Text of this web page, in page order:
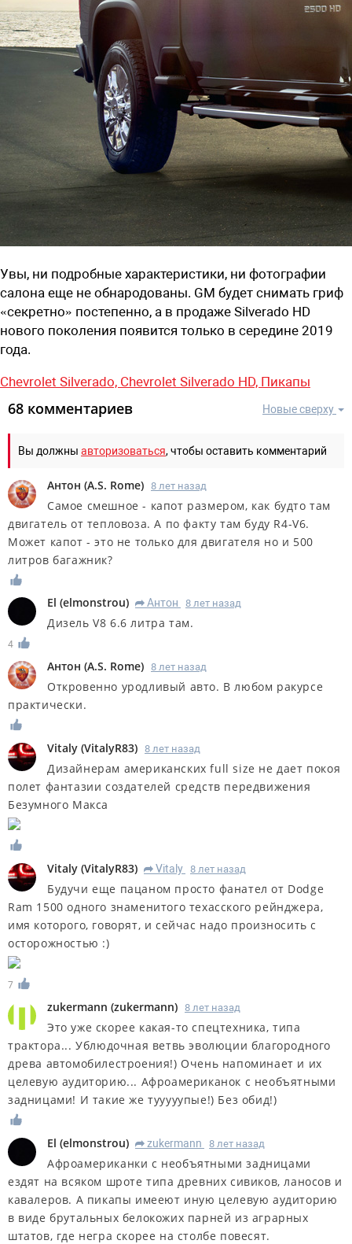
Увы, ни подробные характеристики, ни фотографии
салона еще не обнародованы. GM будет снимать гриф
«секретно» постепенно, а в продаже Silverado HD
нового поколения появится только в середине 2019
года.
Chevrolet Silverado, Chevrolet Silverado HD, Пикапы
Новые сверху
68 комментариев
Вы должны авторизоваться, чтобы оставить комментарий
Антон (A.S. Rome) 8 лет назад
Самое смешное - капот размером, как будто там
двигатель от тепловоза. А по факту там буду R4-V6.
Может капот - это не только для двигателя но и 500
литров багажник?
El (elmonstrou) R Антон 8 лет назад
Дизель V8 6.6 литра там.
4
Антон (A.S. Rome) 8 лет назад
Откровенно уродливый авто. В любом ракурсе
практически.
Vitaly (VitalyR83) 8 лет назад
Дизайнерам американских full size не дает покоя
полет фантазии создателей средств передвижения
Безумного Макса
Vitaly (VitalyR83) R Vitaly 8 лет назад
Будучи еще пацаном просто фанател от Dodge
Ram 1500 одного знаменитого техасского рейнджера,
имя которого, говорят, и сейчас надо произносить с
осторожностью :)
7
zukermann (zukermann) 8 лет назад
Это уже скорее какая-то спецтехника, типа
трактора... Ублюдочная ветвь эволюции благородного
древа автомобилестроения!) Очень напоминает и их
целевую аудиторию... Афроамериканок с необъятными
задницами! И такие же тууууупые!) Без обид!)
El (elmonstrou) R zukermann 8 лет назад
Афроамериканки с необъятными задницами
ездят на всяком шроте типа древних сивиков, ланосов и
кавалеров. А пикапы имееют иную целевую аудиторию
в виде брутальных белокожих парней из аграрных
штатов, где негра скорее на столбе повесят.